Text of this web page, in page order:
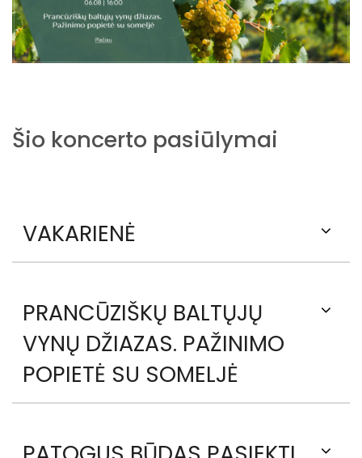
Šio koncerto pasiūlymai
VAKARIENĖ
PRANCŪZIŠKŲ BALTŲJŲ
VYNŲ DŽIAZAS. PAŽINIMO
POPIETĖ SU SOMELJĖ